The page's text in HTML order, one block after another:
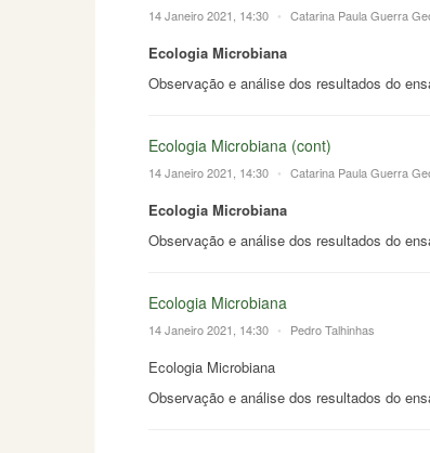
14 Janeiro 2021, 14:30 • Catarina Paula Guerra
Ecologia Microbiana
Observação e análise dos resultados do
Ecologia Microbiana (cont)
14 Janeiro 2021, 14:30 • Catarina Paula Guerra
Ecologia Microbiana
Observação e análise dos resultados do
Ecologia Microbiana
14 Janeiro 2021, 14:30 • Pedro Talhinhas
Ecologia Microbiana
Observação e análise dos resultados do